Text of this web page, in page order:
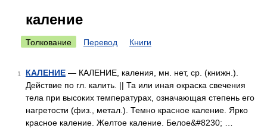
каление
Толкование Перевод Книги
1 КАЛЕНИЕ — КАЛЕНИЕ, каления, мн. нет, ср. (книжн.).
Действие по гл. калить. || Та или иная окраска свечения
тела при высоких температурах, означающая степень его
нагретости (физ., метал.). Темно красное каление. Ярко
красное каление. Желтое каление. Белое&#8230; …